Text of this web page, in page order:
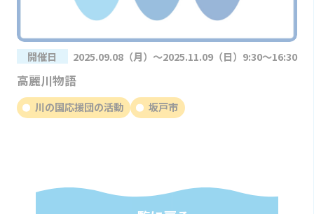
開催日 2025.09.08（月）～2025.11.09（日）9:30～16:30
高麗川物語
川の国応援団の活動 坂戸市